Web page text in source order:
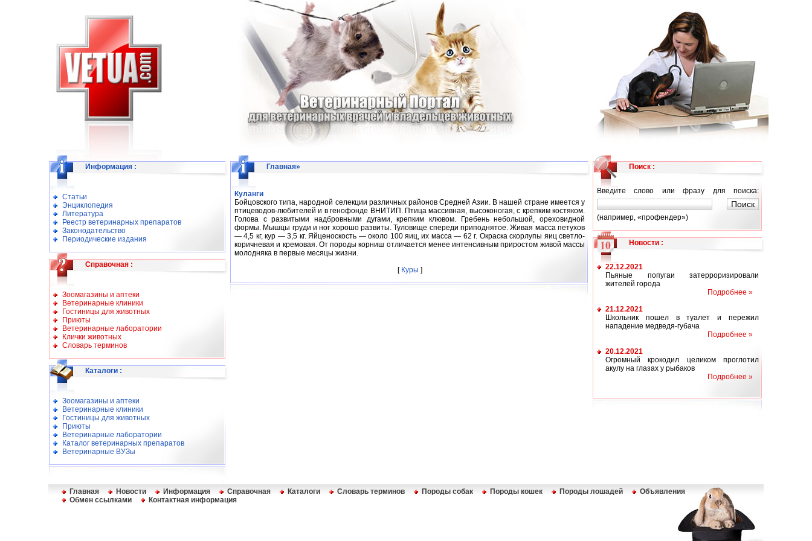
Информация :
Статьи
Энциклопедия
Литература
Реестр ветеринарных препаратов
Законодательство
Периодические издания
Справочная :
Зоомагазины и аптеки
Ветеринарные клиники
Гостиницы для животных
Приюты
Ветеринарные лаборатории
Клички животных
Словарь терминов
Каталоги :
Зоомагазины и аптеки
Ветеринарные клиники
Гостиницы для животных
Приюты
Ветеринарные лаборатории
Каталог ветеринарных препаратов
Ветеринарные ВУЗы
Главная»
Куланги
Бойцовского типа, народной селекции различных районов Средней Азии. В нашей стране имеется у
птицеводов-любителей и в генофонде ВНИТИП. Птица массивная, высоконогая, с крепким костяком.
Голова с развитыми надбровными дугами, крепким клювом. Гребень небольшой, ореховидной
формы. Мышцы груди и ног хорошо развиты. Туловище спереди приподнятое. Живая масса петухов
— 4,5 кг, кур — 3,5 кг. Яйценоскость — около 100 яиц, их масса — 62 г. Окраска скорлупы яиц светло-
коричневая и кремовая. От породы корниш отличается менее интенсивным приростом живой массы
молодняка в первые месяцы жизни.
[ Куры ]
Поиск :
Введите слово или фразу для поиска:
(например, «профендер»)
Новости :
22.12.2021
Пьяные попугаи затерроризировали
жителей города
Подробнее »
21.12.2021
Школьник пошел в туалет и пережил
нападение медведя-губача
Подробнее »
20.12.2021
Огромный крокодил целиком проглотил
акулу на глазах у рыбаков
Подробнее »
Главная Новости Информация Справочная Каталоги Словарь терминов Породы собак Породы кошек Породы лошадей
Объявления
Обмен ссылками
Контактная информация